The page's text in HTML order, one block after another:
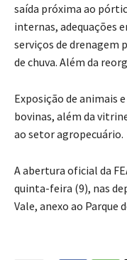
saída próxima ao
internas, adequações
serviços de drenagem
de chuva. Além da
Exposição de animais
bovinas, além da
ao setor agropecuário.
A abertura oficial da
quinta-feira (9), nas
Vale, anexo ao Parque